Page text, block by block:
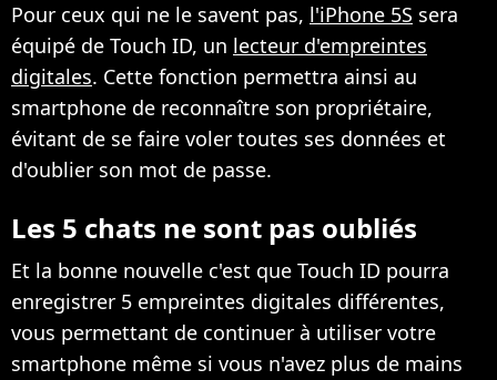
Pour ceux qui ne le savent pas, l'iPhone 5S sera
équipé de Touch ID, un lecteur d'empreintes
digitales. Cette fonction permettra ainsi au
smartphone de reconnaître son propriétaire,
évitant de se faire voler toutes ses données et
d'oublier son mot de passe.
Les 5 chats ne sont pas oubliés
Et la bonne nouvelle c'est que Touch ID pourra
enregistrer 5 empreintes digitales différentes,
vous permettant de continuer à utiliser votre
smartphone même si vous n'avez plus de mains